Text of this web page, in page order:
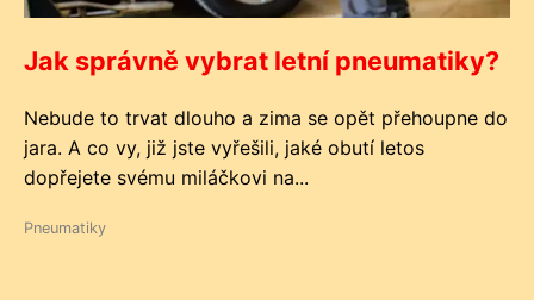
Jak správně vybrat letní pneumatiky?
Nebude to trvat dlouho a zima se opět přehoupne do
jara. A co vy, již jste vyřešili, jaké obutí letos
dopřejete svému miláčkovi na...
Pneumatiky